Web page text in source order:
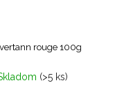
rouge 100g
(>5 ks)